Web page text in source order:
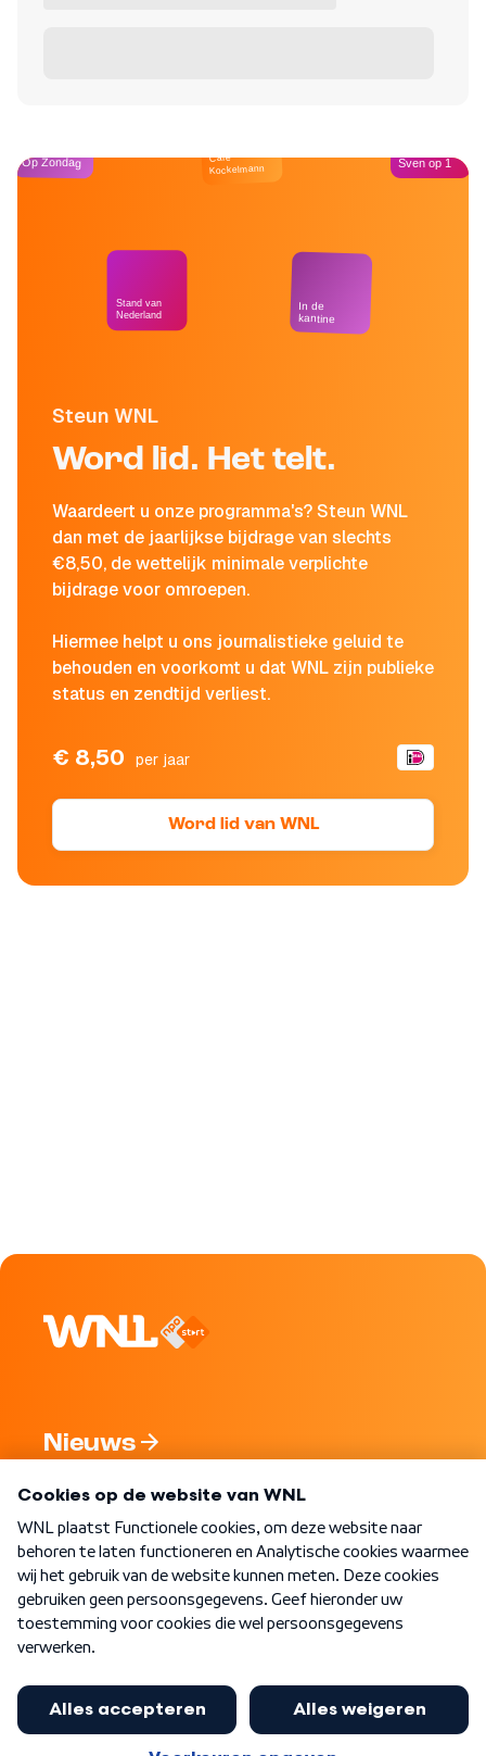
Steun WNL
Word lid. Het telt.
Waardeert u onze programma's? Steun WNL
dan met de jaarlijkse bijdrage van slechts
€8,50, de wettelijk minimale verplichte
bijdrage voor omroepen.
Hiermee helpt u ons journalistieke geluid te
behouden en voorkomt u dat WNL zijn publieke
status en zendtijd verliest.
€ 8,50 per jaar
Word lid van WNL
Op Zondag
Stand van
Nederland
Café
Kockelmann
In de
kantine
Sven op 1
Nieuws
Nieuwsbrief
Word Lid